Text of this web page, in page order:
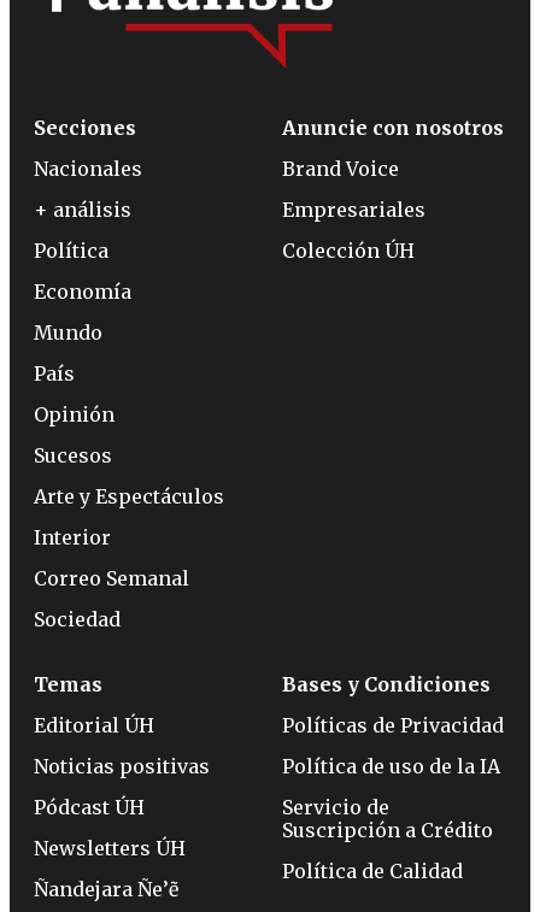
Secciones
Nacionales
+ análisis
Política
Economía
Mundo
País
Opinión
Sucesos
Arte y Espectáculos
Interior
Correo Semanal
Sociedad
Anuncie con nosotros
Brand Voice
Empresariales
Colección ÚH
Temas
Editorial ÚH
Noticias positivas
Pódcast ÚH
Newsletters ÚH
Ñandejara Ñe’ẽ
Bases y Condiciones
Políticas de Privacidad
Política de uso de la IA
Servicio de
Suscripción a Crédito
Política de Calidad